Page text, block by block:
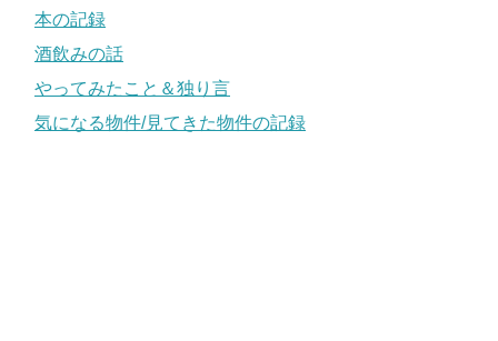
本の記録
酒飲みの話
やってみたこと＆独り言
気になる物件/見てきた物件の記録